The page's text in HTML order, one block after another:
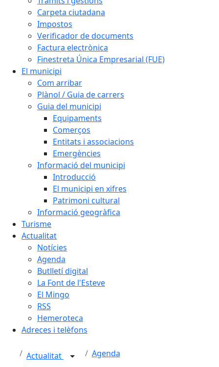
Carpeta ciutadana
Impostos
Verificador de documents
Factura electrònica
Finestreta Única Empresarial (FUE)
El municipi
Com arribar
Plànol / Guia de carrers
Guia del municipi
Equipaments
Comerços
Entitats i associacions
Emergències
Informació del municipi
Introducció
El municipi en xifres
Patrimoni cultural
Informació geogràfica
Turisme
Actualitat
Notícies
Agenda
Butlletí digital
La Font de l'Esteve
El Mingo
RSS
Hemeroteca
Adreces i telèfons
Actualitat Agenda